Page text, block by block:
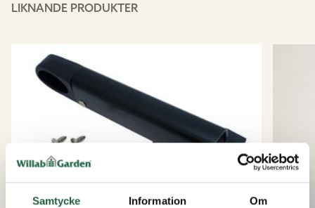
Samtycke Information Om
LIKNANDE PRODUKTER